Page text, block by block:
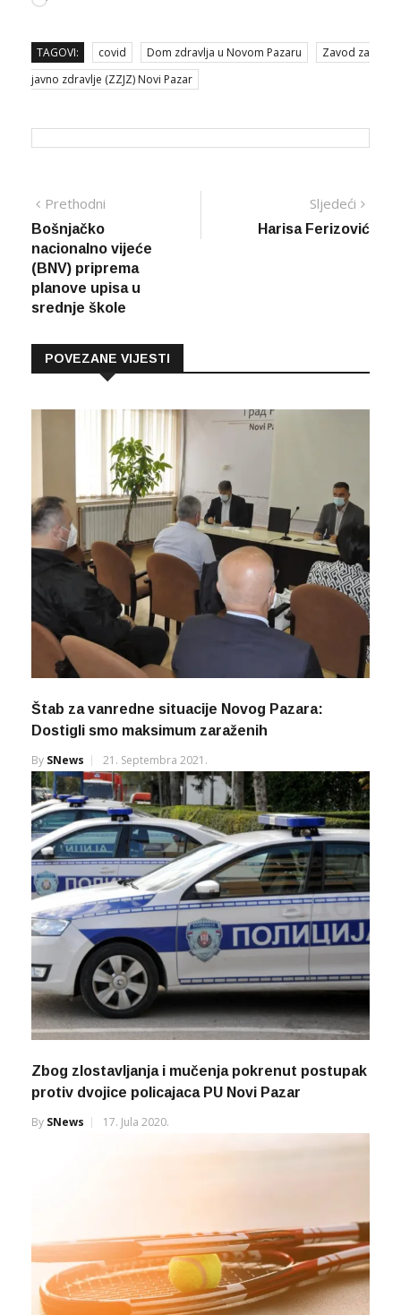
TAGOVI: covid Dom zdravlja u Novom Pazaru
Zavod za
javno zdravlje (ZZJZ) Novi Pazar
Navigacija
članaka
Prethodni
Bošnjačko
nacionalno vijeće
(BNV) priprema
planove upisa u
srednje škole
Sljedeći
Harisa Ferizović
POVEZANE VIJESTI
Štab za vanredne situacije Novog Pazara:
Dostigli smo maksimum zaraženih
By SNews 21. Septembra 2021.
Zbog zlostavljanja i mučenja pokrenut postupak
protiv dvojice policajaca PU Novi Pazar
By SNews 17. Jula 2020.